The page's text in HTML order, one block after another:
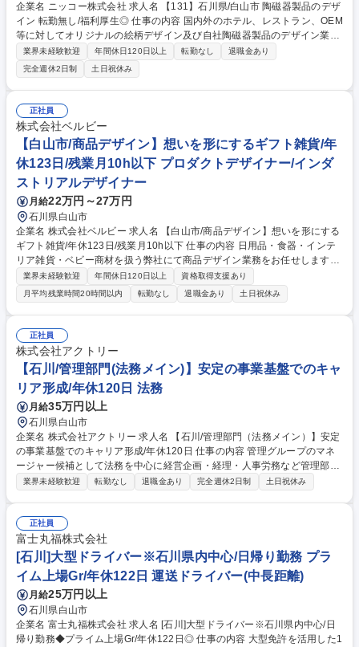
企業名 ニッコー株式会社 求人名 【131】石川県/白山市 陶磁器製品のデザ
イン 転勤無し/福利厚生◎ 仕事の内容 国内外のホテル、レストラン、OEM
等に対してオリジナルの絵柄デザイン及び自社陶磁器製品のデザイン業務
をお任せします。【具体的な業務内容】■主に陶磁器につく絵柄(パターン)
のデザイン■開発工程への版下 データ指示、仕様書の作成など 募集職種
【131】石川県/白山市 陶磁器製品のデザイン 転勤無し/福利厚生◎
業界未経験歓迎 年間休日120日以上 転勤なし
退職金あり
完全週休2日制
土日祝休み
正社員
株式会社ベルビー
【白山市/商品デザイン】想いを形にするギフト雑貨/年
休123日/残業月10h以下 プロダクトデザイナー/インダ
ストリアルデザイナー
月給22万円～27万円
石川県白山市
企業名 株式会社ベルビー 求人名 【白山市/商品デザイン】想いを形にする
ギフト雑貨/年休123日/残業月10h以下 仕事の内容 日用品・食器・インテ
リア雑貨・ベビー商材を扱う弊社にて商品デザイン業務をお任せします。
デザインセンスを活かして新商品の企画から製作までを一貫して担当でき
る環境です。 【具体的には】派手さよりも安心感、流行よりも長く使われ
ることを大切にしたギフト商品の企画を行います。 市場動向を踏まえた商
品選定、仕入れ検討、新商品の企画・開発を通じて、贈る人と受け取る人
の間にある気持ちを形にします。 IllustratorやPhotoshop、Canvaを使い
ながら、考えたことや意図を具体的な形に落とし込んでいきます。 募集職
種 【白山市/商品デザイン】想いを形にするギフト雑貨/年休123日/残業月
10h以下
業界未経験歓迎 年間休日120日以上
資格取得支援あり
月平均残業時間20時間以内
転勤なし 退職金あり 土日祝休み
正社員
株式会社アクトリー
【石川/管理部門(法務メイン)】安定の事業基盤でのキャ
リア形成/年休120日 法務
月給35万円以上
石川県白山市
企業名 株式会社アクトリー 求人名 【石川/管理部門（法務メイン）】安定
の事業基盤でのキャリア形成/年休120日 仕事の内容 管理グループのマネ
ージャー候補として法務を中心に経営企画・経理・人事労務など管理部門
業務全般をお任せします。幅広い領域で会社の中枢を支える重要なポジシ
管理、原価計算、社会保険関係など労務関係業務 ★経理等のご経験をお持
ちではない方は、法務に関する業務内容をメインに、相談しながら業務を
お任せしていきます。 募集職種 【石川/管理部門（法務メイン）】安定の
事業基盤でのキャリア形成/年休120日
業界未経験歓迎 転勤なし 退職金あり 完全週休2日制 土日祝休み
正社員
富士丸福株式会社
[石川]大型ドライバー※石川県内中心/日帰り勤務 プラ
イム上場Gr/年休122日 運送ドライバー(中長距離)
月給25万円以上
石川県白山市
企業名 富士丸福株式会社 求人名 [石川]大型ドライバー※石川県内中心/日
帰り勤務◆プライム上場Gr/年休122日◎ 仕事の内容 大型免許を活用した1